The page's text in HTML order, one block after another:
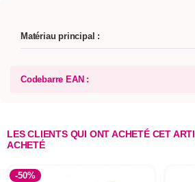
Matériau principal :
Codebarre EAN :
LES CLIENTS QUI ONT ACHETÉ CET
ACHETÉ
-50%